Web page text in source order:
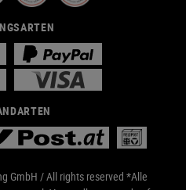
GmbH / All rights reserved *Alle